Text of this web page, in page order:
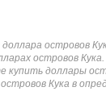
КРЕДИТНЫЙостровов
островов
доллары
Кука в